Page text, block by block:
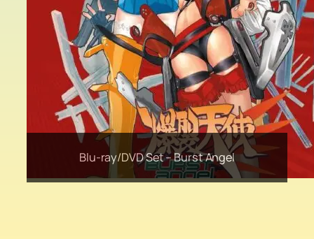
Original Cel Artwork –The Princess and the
Goblin
Blu-ray/DVD Set – Burst Angel
JERO11 Selection
Sapporo Premium Beer
Liquid Shio Koji from Hanamaruki Foods Inc